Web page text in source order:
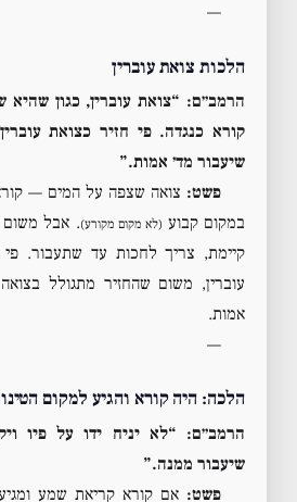
—
הלכות צואת עוברין
הרמב״ם: “צואת עוברין, כגון
קורא כנגדה. פי חזיר כצואת
שיעבור מד׳ אמות.”
פשט: צואה שצפה על המים —
במקום קבוע (לא מקום מקורע). אבל משום
קיימת, צריך לחכות עד שתעבור.
עוברין, משום שהחזיר מתגולל
אמות.
—
הלכה: היה קורא והגיע למקום
הרמב״ם: “לא יניח ידו על פיו
שיעבור ממנה.”
פשט: אם קורא קריאת שמע